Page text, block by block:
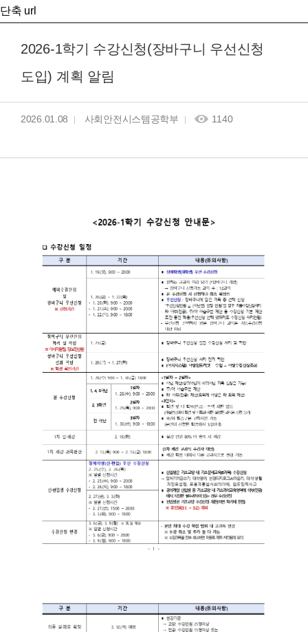
단축 url
2026-1학기 수강신청(장바구니 우선신청
도입) 계획 알림
2026.01.08 사회안전시스템공학부 1140